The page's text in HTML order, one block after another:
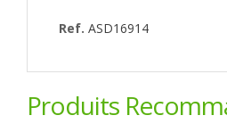
Ref. ASD16914
Produits